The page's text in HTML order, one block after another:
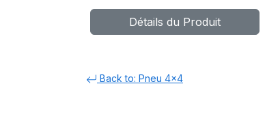
Détails du Produit
Back to: Pneu 4x4